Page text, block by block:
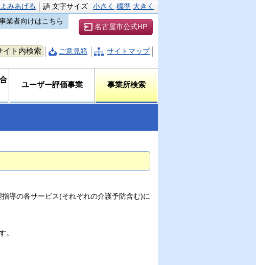
よみあげる 文字サイズ 小さく 標準 大きく
名古屋市公式HP
業者向けはこちら
ご意見箱 サイトマップ
ユーザー評価事業 事業所検索
導の各サービス(それぞれの介護予防含む)に
。